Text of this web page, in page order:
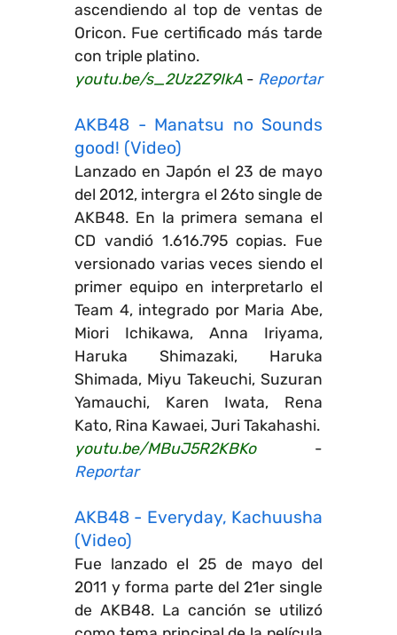
ascendiendo al top de ventas de
Oricon. Fue certificado más tarde
con triple platino.
youtu.be/s_2Uz2Z9IkA - Reportar
AKB48 - Manatsu no Sounds
good! (Video)
Lanzado en Japón el 23 de mayo
del 2012, intergra el 26to single de
AKB48. En la primera semana el
CD vandió 1.616.795 copias. Fue
versionado varias veces siendo el
primer equipo en interpretarlo el
Team 4, integrado por Maria Abe,
Miori Ichikawa, Anna Iriyama,
Haruka Shimazaki, Haruka
Shimada, Miyu Takeuchi, Suzuran
Yamauchi, Karen Iwata, Rena
Kato, Rina Kawaei, Juri Takahashi.
youtu.be/MBuJ5R2KBKo-
Reportar
AKB48 - Everyday, Kachuusha
(Video)
Fue lanzado el 25 de mayo del
2011 y forma parte del 21er single
de AKB48. La canción se utilizó